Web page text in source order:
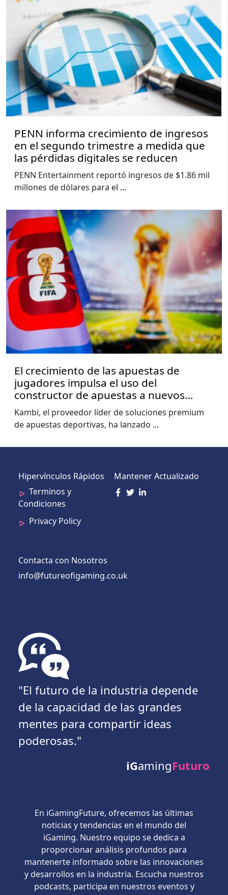
PENN informa crecimiento de ingresos
en el segundo trimestre a medida que
las pérdidas digitales se reducen
PENN Entertainment reportó ingresos de $1.86 mil
millones de dólares para el ...
El crecimiento de las apuestas de
jugadores impulsa el uso del
constructor de apuestas a nuevos
niveles, muestra el informe de la Copa
del Mundo de Kambi
Kambi, el proveedor líder de soluciones premium
de apuestas deportivas, ha lanzado ...
Hipervínculos Rápidos
Terminos y
Condiciones
Privacy Policy
Mantener Actualizado
Contacta con Nosotros
info@futureofigaming.co.uk
"El futuro de la industria depende
de la capacidad de las grandes
mentes para compartir ideas
poderosas."
iGamingFuturo
En iGamingFuture, ofrecemos las últimas
noticias y tendencias en el mundo del
iGaming. Nuestro equipo se dedica a
proporcionar análisis profundos para
mantenerte informado sobre las innovaciones
y desarrollos en la industria. Escucha nuestros
podcasts, participa en nuestros eventos y